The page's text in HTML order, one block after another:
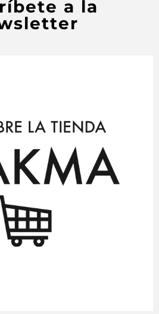
a la